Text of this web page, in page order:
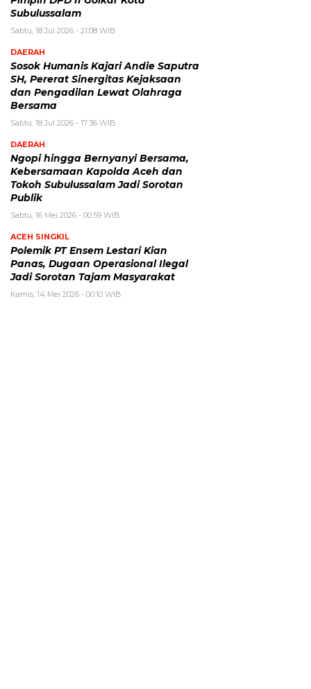
Subulussalam
Sabtu, 18 Jul 2026 - 21:08 WIB
DAERAH
Sosok Humanis Kajari Andie Saputra
SH, Pererat Sinergitas Kejaksaan
dan Pengadilan Lewat Olahraga
Bersama
Sabtu, 18 Jul 2026 - 17:36 WIB
DAERAH
Ngopi hingga Bernyanyi Bersama,
Kebersamaan Kapolda Aceh dan
Tokoh Subulussalam Jadi Sorotan
Publik
Sabtu, 16 Mei 2026 - 00:59 WIB
ACEH SINGKIL
Polemik PT Ensem Lestari Kian
Panas, Dugaan Operasional Ilegal
Jadi Sorotan Tajam Masyarakat
Kamis, 14 Mei 2026 - 00:10 WIB